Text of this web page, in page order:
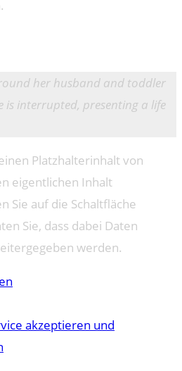
her husband and toddler
interrupted, presenting a life
Platzhalterinhalt von
eigentlichen Inhalt
Sie auf die Schaltfläche
Sie, dass dabei Daten
werden.
akzeptieren und